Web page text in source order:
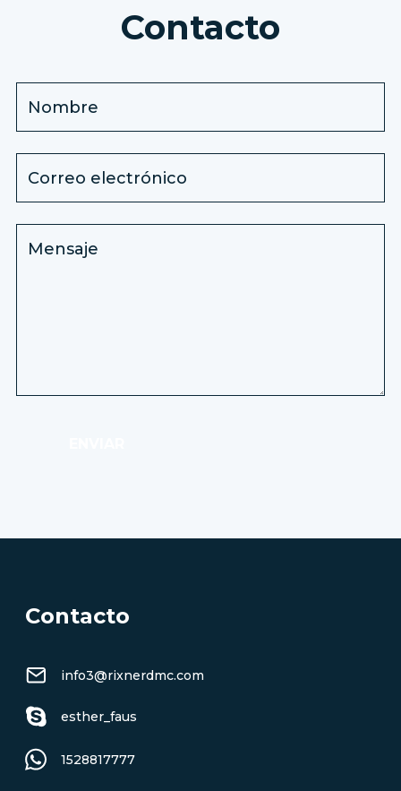
Contacto
Contacto
info3@rixnerdmc.com
esther_faus
1528817777